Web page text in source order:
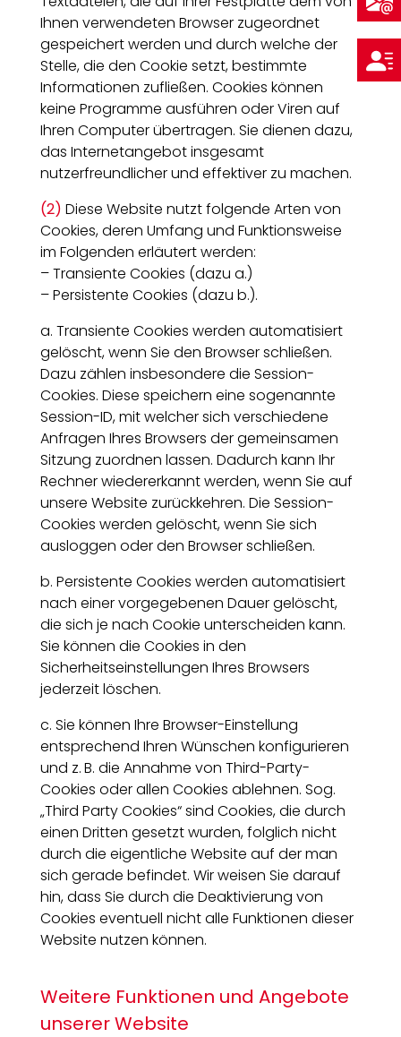
Ihnen verwendeten Browser zugeordnet
gespeichert werden und durch welche der
Stelle, die den Cookie setzt, bestimmte
Informationen zufließen. Cookies können
keine Programme ausführen oder Viren auf
Ihren Computer übertragen. Sie dienen dazu,
das Internetangebot insgesamt
nutzerfreundlicher und effektiver zu machen.
(2) Diese Website nutzt folgende Arten von
Cookies, deren Umfang und Funktionsweise
im Folgenden erläutert werden:
– Transiente Cookies (dazu a.)
– Persistente Cookies (dazu b.).
a. Transiente Cookies werden automatisiert
gelöscht, wenn Sie den Browser schließen.
Dazu zählen insbesondere die Session-
Cookies. Diese speichern eine sogenannte
Session-ID, mit welcher sich verschiedene
Anfragen Ihres Browsers der gemeinsamen
Sitzung zuordnen lassen. Dadurch kann Ihr
Rechner wiedererkannt werden, wenn Sie auf
unsere Website zurückkehren. Die Session-
Cookies werden gelöscht, wenn Sie sich
ausloggen oder den Browser schließen.
b. Persistente Cookies werden automatisiert
nach einer vorgegebenen Dauer gelöscht,
die sich je nach Cookie unterscheiden kann.
Sie können die Cookies in den
Sicherheitseinstellungen Ihres Browsers
jederzeit löschen.
c. Sie können Ihre Browser-Einstellung
entsprechend Ihren Wünschen konfigurieren
und z. B. die Annahme von Third-Party-
Cookies oder allen Cookies ablehnen. Sog.
„Third Party Cookies“ sind Cookies, die durch
einen Dritten gesetzt wurden, folglich nicht
durch die eigentliche Website auf der man
sich gerade befindet. Wir weisen Sie darauf
hin, dass Sie durch die Deaktivierung von
Cookies eventuell nicht alle Funktionen dieser
Website nutzen können.
Weitere Funktionen und Angebote
unserer Website